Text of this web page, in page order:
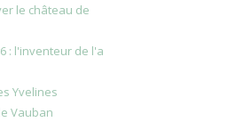
le château de
: l'inventeur de l'a
Yvelines
Vauban